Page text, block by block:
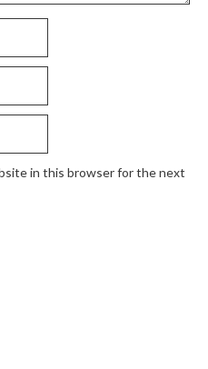
in this browser for the next